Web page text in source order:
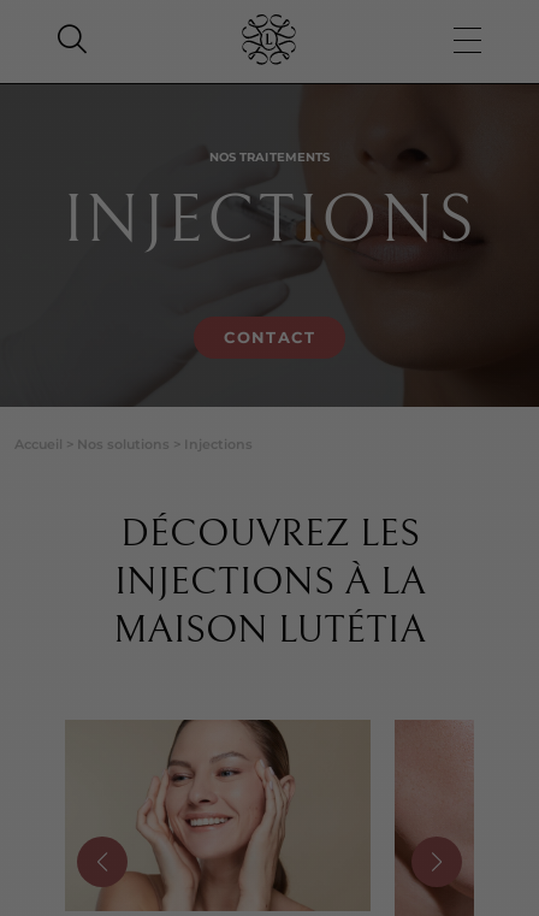
NOS TRAITEMENTS
INJECTIONS
CONTACT
Accueil > Nos solutions > Injections
DÉCOUVREZ LES
INJECTIONS À LA
MAISON LUTÉTIA